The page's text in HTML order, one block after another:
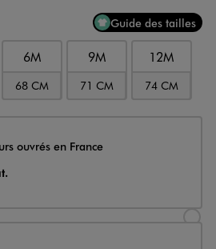
Guide des tailles
6M
68 CM
9M
71 CM
12M
74 CM
ouvrés en France